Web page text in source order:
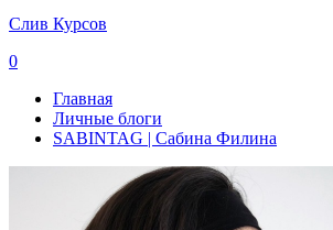
Слив Курсов
0
Главная
Личные блоги
SABINTAG | Сабина Филина